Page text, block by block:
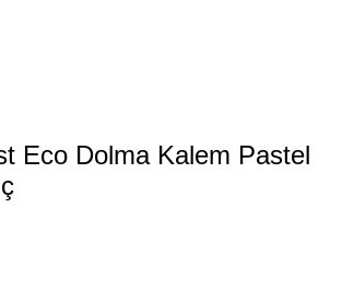
Eco Dolma Kalem Pastel